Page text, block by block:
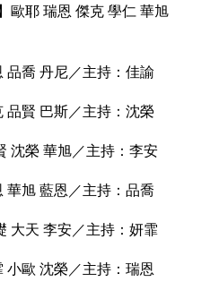
歐耶 瑞恩 傑克 學仁 華旭
品喬 丹尼／主持：佳諭
品賢 巴斯／主持：沈榮
沈榮 華旭／主持：李安
華旭 藍恩／主持：品喬
大天 李安／主持：妍霏
小歐 沈榮／主持：瑞恩